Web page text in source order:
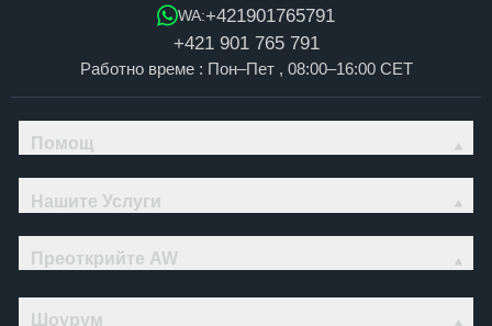
WA:+421901765791
+421 901 765 791
Работно време : Пон–Пет , 08:00–16:00 CET
Помощ
Нашите Услуги
Преоткрийте AW
Шоурум